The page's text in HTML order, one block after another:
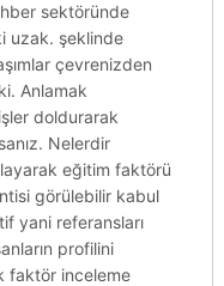
sektöründe
uzak. şeklinde
çevrenizden
Anlamak
doldurarak
Nelerdir
eğitim faktörü
görülebilir kabul
yani referansları
profilini
faktör inceleme